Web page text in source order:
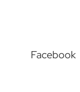
Facebook